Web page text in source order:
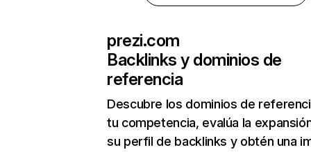
prezi.com
Backlinks y dominios de
referencia
Descubre los dominios de
tu competencia, evalúa la
su perfil de backlinks y obtén una